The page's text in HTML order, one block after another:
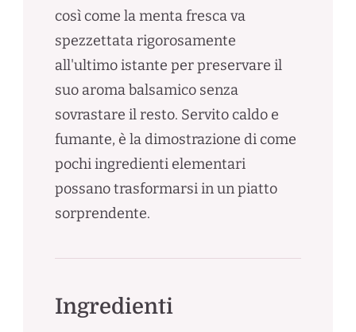
così come la menta fresca va
spezzettata rigorosamente
all'ultimo istante per preservare il
suo aroma balsamico senza
sovrastare il resto. Servito caldo e
fumante, è la dimostrazione di come
pochi ingredienti elementari
possano trasformarsi in un piatto
sorprendente.
Ingredienti